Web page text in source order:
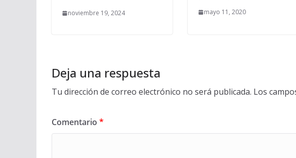
noviembre 19, 2024 mayo 11, 2020
Deja una respuesta
Tu dirección de correo electrónico no será publicada. Los
Comentario *